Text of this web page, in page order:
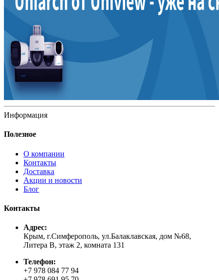
Информация
Полезное
О компании
Контакты
Доставка
Акции и новости
Блог
Контакты
Адрес:
Крым, г.Симферополь, ул.Балаклавская, дом №68,
Литера В, этаж 2, комната 131
Телефон:
+7 978 084 77 94